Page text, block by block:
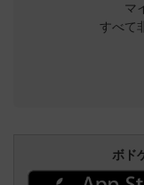
マ
すべて
ボド